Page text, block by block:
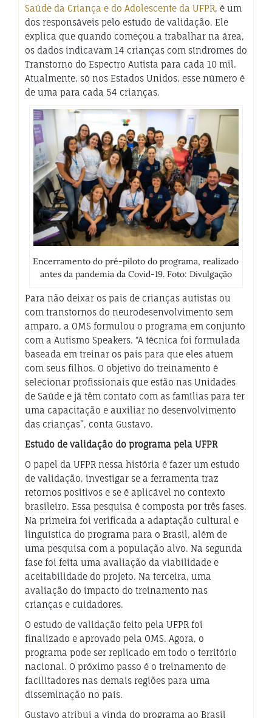
Saúde da Criança e do Adolescente da UFPR, é um
dos responsáveis pelo estudo de validação. Ele
explica que quando começou a trabalhar na área,
os dados indicavam 14 crianças com síndromes do
Transtorno do Espectro Autista para cada 10 mil.
Atualmente, só nos Estados Unidos, esse número é
de uma para cada 54 crianças.
Encerramento do pré-piloto do programa, realizado
antes da pandemia da Covid-19. Foto: Divulgação
Para não deixar os pais de crianças autistas ou
com transtornos do neurodesenvolvimento sem
amparo, a OMS formulou o programa em conjunto
com a Autismo Speakers. “A técnica foi formulada
baseada em treinar os pais para que eles atuem
com seus filhos. O objetivo do treinamento é
selecionar profissionais que estão nas Unidades
de Saúde e já têm contato com as famílias para ter
uma capacitação e auxiliar no desenvolvimento
das crianças”, conta Gustavo.
Estudo de validação do programa pela UFPR
O papel da UFPR nessa história é fazer um estudo
de validação, investigar se a ferramenta traz
retornos positivos e se é aplicável no contexto
brasileiro. Essa pesquisa é composta por três fases.
Na primeira foi verificada a adaptação cultural e
linguística do programa para o Brasil, além de
uma pesquisa com a população alvo. Na segunda
fase foi feita uma avaliação da viabilidade e
aceitabilidade do projeto. Na terceira, uma
avaliação do impacto do treinamento nas
crianças e cuidadores.
O estudo de validação feito pela UFPR foi
finalizado e aprovado pela OMS. Agora, o
programa pode ser replicado em todo o território
nacional. O próximo passo é o treinamento de
facilitadores nas demais regiões para uma
disseminação no país.
Gustavo atribui a vinda do programa ao Brasil